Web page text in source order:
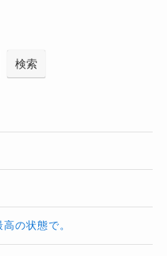
検索
の状態で。